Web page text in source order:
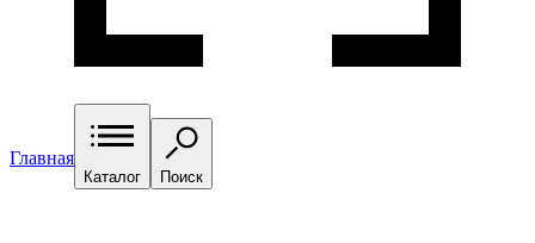
Главная
Каталог Поиск